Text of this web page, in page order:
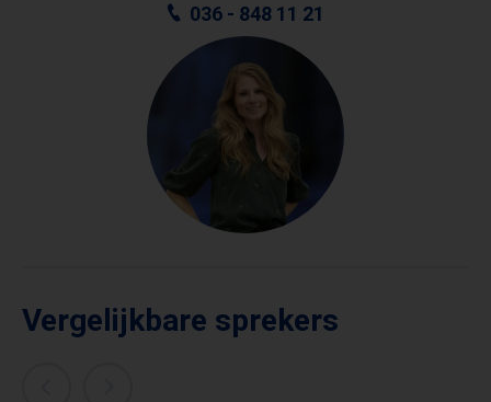
036 - 848 11 21
Vergelijkbare sprekers